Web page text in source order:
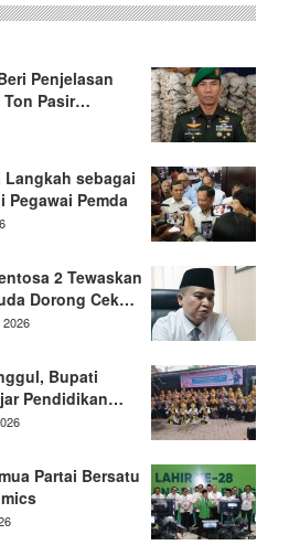
Penjelasan
Ton Pasir…
Langkah sebagai
Pemda
2 Tewaskan
Dorong Cek…
2026
Bupati
Pendidikan…
Partai Bersatu